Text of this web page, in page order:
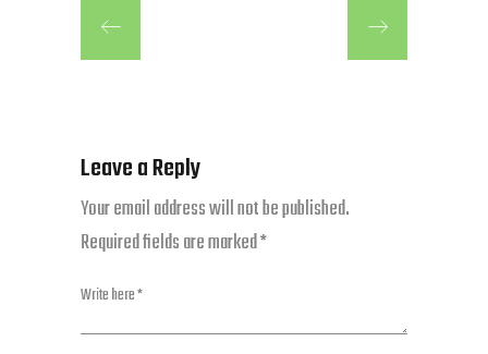
Leave a Reply
Your email address will not be published.
Required fields are marked*